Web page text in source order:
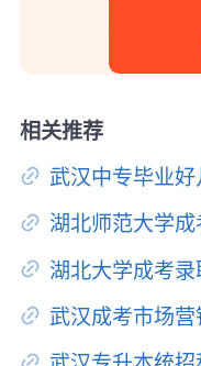
相关推荐
武汉中专毕业
湖北师范大学成
湖北大学成考
武汉成考市场